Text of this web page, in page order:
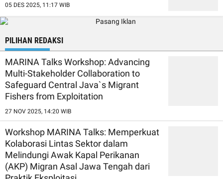
05 DES 2025, 11:17 WIB
PILIHAN REDAKSI
MARINA Talks Workshop: Advancing
Multi-Stakeholder Collaboration to
Safeguard Central Java`s Migrant
Fishers from Exploitation
27 NOV 2025, 14:20 WIB
Workshop MARINA Talks: Memperkuat
Kolaborasi Lintas Sektor dalam
Melindungi Awak Kapal Perikanan
(AKP) Migran Asal Jawa Tengah dari